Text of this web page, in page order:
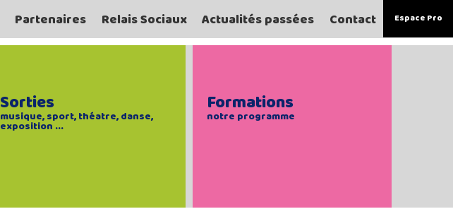
Espace Pro
Partenaires Relais Sociaux Actualités passées Contact
Sorties
musique, sport, théatre, danse,
exposition ...
Formations
notre programme